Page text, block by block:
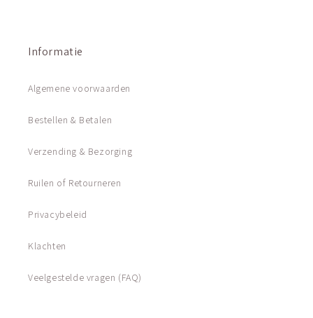
Informatie
Algemene voorwaarden
Bestellen & Betalen
Verzending & Bezorging
Ruilen of Retourneren
Privacybeleid
Klachten
Veelgestelde vragen (FAQ)